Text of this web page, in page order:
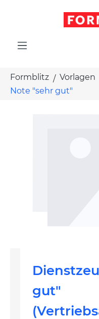
Formblitz Vorlagen
Note "sehr gut"
gut"